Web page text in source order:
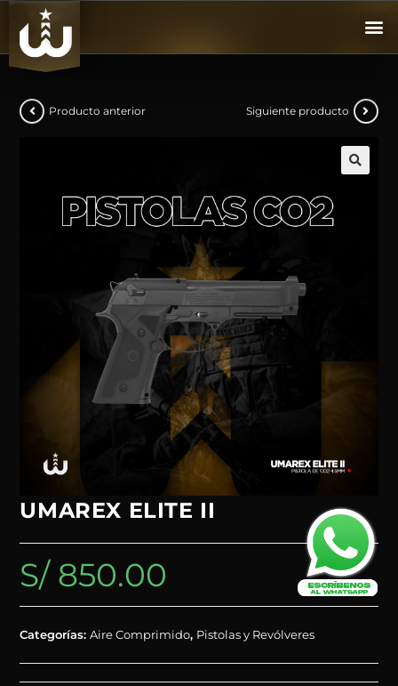
Producto anterior Siguiente producto
UMAREX ELITE II
S/850.00
Categorías:Aire Comprimido, Pistolas y Revólveres